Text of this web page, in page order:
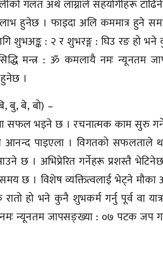
गलत अर्थ लाग्नाले सहयोगीहरू
हुनेछ । फाइदा अलि कममात्र हुने
: २ र शुभरङ्ग : घिउ रङ हो भने कुनै
मन्त्र : ॐ कमलायै नमः न्यूनतम
हुनेछ ।
बु, बे, बो) –
सफल भइने छ । रचनात्मक काम सुरु
आनन्द पाइएला । विगतको सफलताले
छ । अभिप्रेरित गर्नेहरू प्रशस्तै
समय छ । विशेष व्यक्तित्वलाई भेट्ने
हो भने कुनै शुभकर्म गर्नु पूर्व वा
न्यूनतम जापसङ्ख्या : ०७ पटक जप